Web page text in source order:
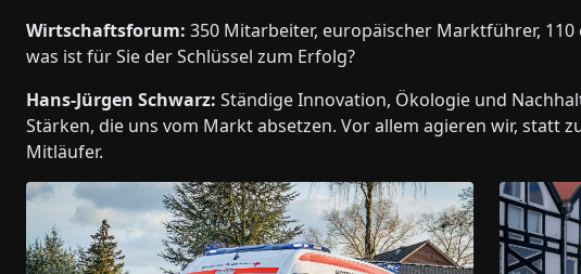
Wirtschaftsforum: 350 Mitarbeiter, europäischer Marktführer,
was ist für Sie der Schlüssel zum Erfolg?
Hans-Jürgen Schwarz: Ständige Innovation, Ökologie und
Stärken, die uns vom Markt absetzen. Vor allem agieren wir, statt
Mitläufer.